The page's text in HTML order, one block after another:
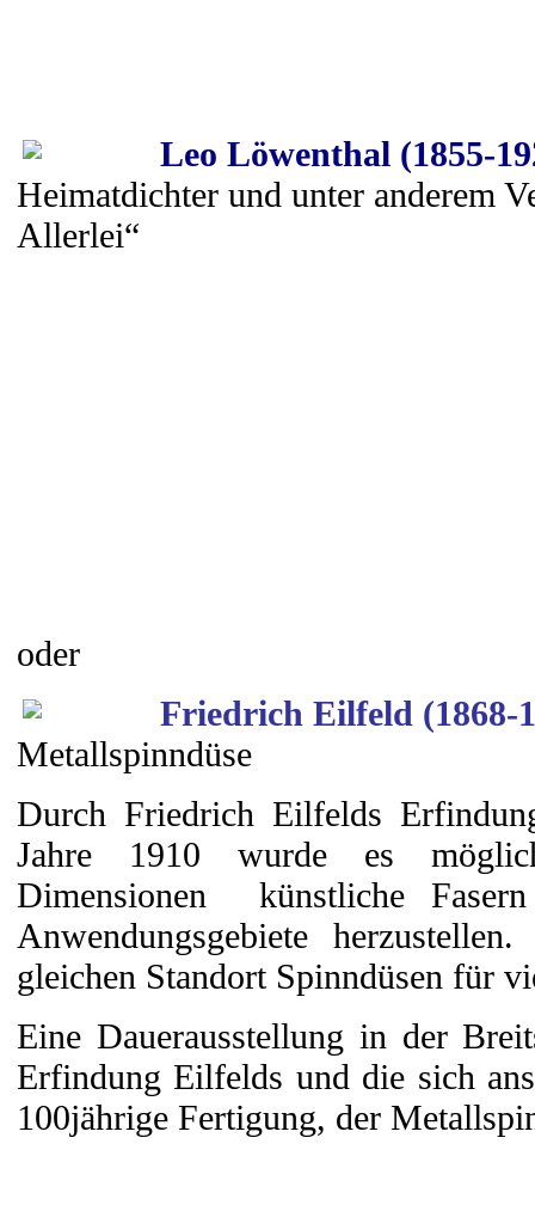
Leo Löwenthal (1855-
Heimatdichter und unter anderem
Allerlei“
oder
Friedrich Eilfeld (1868-
Metallspinndüse
Durch Friedrich Eilfelds
Jahre 1910 wurde es
Dimensionen künstliche
Anwendungsgebiete
gleichen Standort Spinndüsen für
Eine Dauerausstellung in der
Erfindung Eilfelds und die sich
100jährige Fertigung, der